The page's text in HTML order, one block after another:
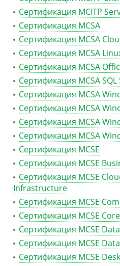
Сертификация MCITP
Сертификация MCSA
Сертификация MCSA
Сертификация MCSA
Сертификация MCSA
Сертификация MCSA
Сертификация MCSA
Сертификация MCSA
Сертификация MCSA
Сертификация MCSA
Сертификация MCSE
Сертификация MCSE
Сертификация MCSE
Infrastructure
Сертификация MCSE
Сертификация MCSE
Сертификация MCSE
Сертификация MCSE
Сертификация MCSE